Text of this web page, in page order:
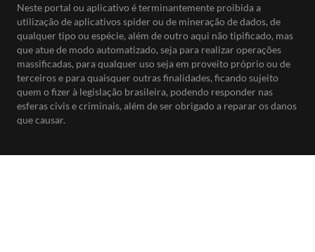
Neste portal ou aplicativo é terminantemente proibida a
utilização de aplicativos spider ou de mineração de dados, de
qualquer tipo ou espécie, além de outro aqui não tipificado, mas
que atue de modo automatizado, seja para realizar operações
massificadas, para qualquer uso seja em proveito próprio ou de
terceiros e para quaisquer outras finalidades, ficando sujeito
quem o fizer à legislação brasileira, podendo responder nas
esferas civis e criminais, além de ser obrigado a reparar os danos
que causar.